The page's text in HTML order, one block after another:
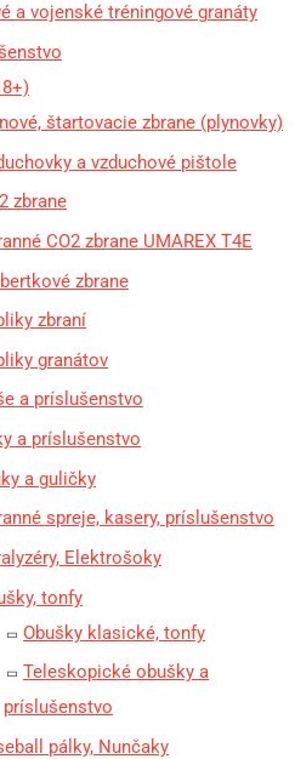
a vojenské tréningové granáty
štartovacie zbrane (plynovky)
a vzduchové pištole
zbrane
CO2 zbrane UMAREX T4E
zbrane
zbraní
granátov
a príslušenstvo
a príslušenstvo
a guličky
spreje, kasery, príslušenstvo
Elektrošoky
tonfy
Obušky klasické, tonfy
Teleskopické obušky a
príslušenstvo
pálky, Nunčaky